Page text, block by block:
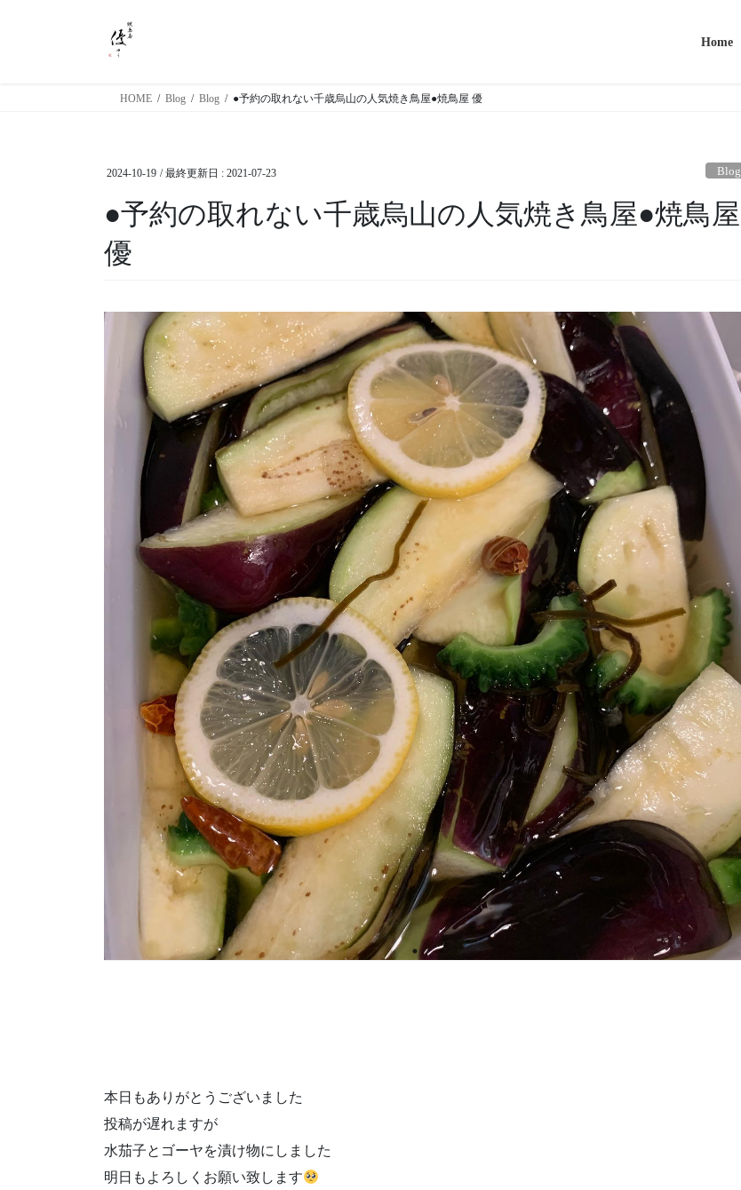
Home
HOME Blog Blog ●予約の取れない千歳烏山の人気焼き鳥屋●焼鳥屋 優
2024-10-19 / 最終更新日 : 2021-07-23 Blog
●予約の取れない千歳烏山の人気焼き鳥屋●焼鳥屋
優
本日もありがとうございました
投稿が遅れますが
水茄子とゴーヤを漬け物にしました
明日もよろしくお願い致します